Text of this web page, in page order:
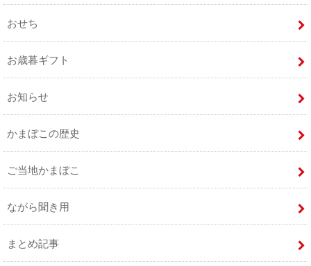
おせち
お歳暮ギフト
お知らせ
かまぼこの歴史
ご当地かまぼこ
ながら聞き用
まとめ記事